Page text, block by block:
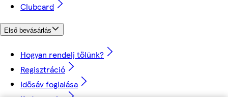
Clubcard
Első bevásárlás
Hogyan rendelj tőlünk?
Regisztráció
Idősáv foglalása